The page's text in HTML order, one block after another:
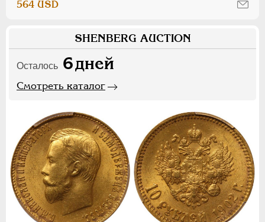
564 USD
SHENBERG AUCTION
Осталось 6дней
Смотреть каталог